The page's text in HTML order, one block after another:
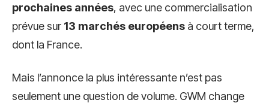
prochaines années, avec une commercialisation
prévue sur 13 marchés européens à court terme,
dont la France.
Mais l’annonce la plus intéressante n’est pas
seulement une question de volume. GWM change